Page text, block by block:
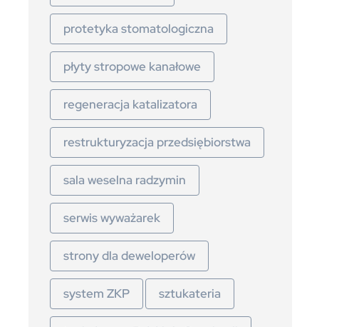
protetyka stomatologiczna
płyty stropowe kanałowe
regeneracja katalizatora
restrukturyzacja przedsiębiorstwa
sala weselna radzymin
serwis wyważarek
strony dla deweloperów
system ZKP sztukateria